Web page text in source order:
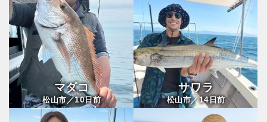
マダコ
松山市／10日前
サワラ
松山市／14日前